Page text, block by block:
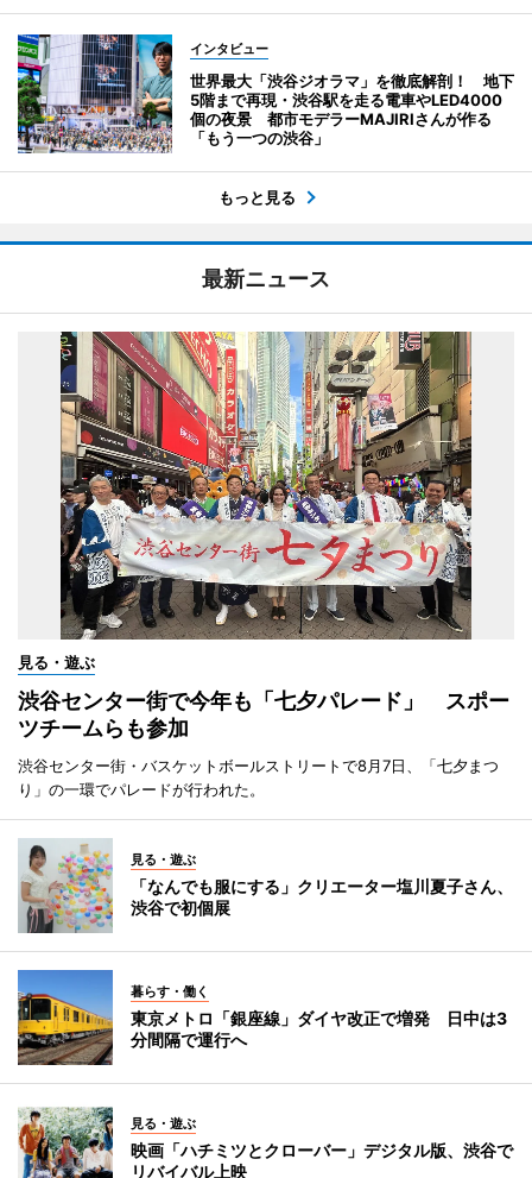
インタビュー
世界最大「渋谷ジオラマ」を徹底解剖！ 地下
5階まで再現・渋谷駅を走る電車やLED4000
個の夜景 都市モデラーMAJIRIさんが作る
「もう一つの渋谷」
もっと見る
最新ニュース
見る・遊ぶ
渋谷センター街で今年も「七夕パレード」 スポー
ツチームらも参加
渋谷センター街・バスケットボールストリートで8月7日、「七夕まつ
り」の一環でパレードが行われた。
見る・遊ぶ
「なんでも服にする」クリエーター塩川夏子さん、
渋谷で初個展
暮らす・働く
東京メトロ「銀座線」ダイヤ改正で増発 日中は3
分間隔で運行へ
見る・遊ぶ
映画「ハチミツとクローバー」デジタル版、渋谷で
リバイバル上映